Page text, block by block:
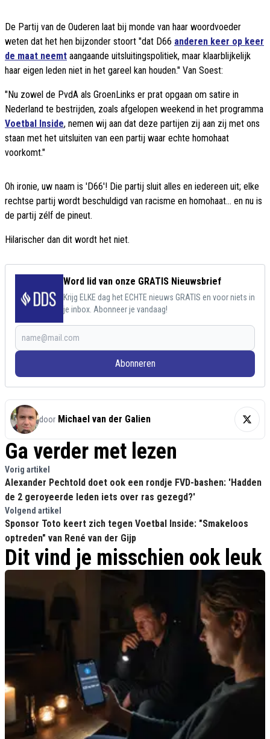
De Partij van de Ouderen laat bij monde van haar woordvoeder
weten dat het hen bijzonder stoort "dat D66 anderen keer op keer
de maat neemt aangaande uitsluitingspolitiek, maar klaarblijkelijk
haar eigen leden niet in het gareel kan houden." Van Soest:
"Nu zowel de PvdA als GroenLinks er prat opgaan om satire in
Nederland te bestrijden, zoals afgelopen weekend in het programma
Voetbal Inside, nemen wij aan dat deze partijen zij aan zij met ons
staan met het uitsluiten van een partij waar echte homohaat
voorkomt."
Oh ironie, uw naam is 'D66'! Die partij sluit alles en iedereen uit; elke
rechtse partij wordt beschuldigd van racisme en homohaat... en nu is
de partij zélf de pineut.
Hilarischer dan dit wordt het niet.
Word lid van onze GRATIS Nieuwsbrief
Krijg ELKE dag het ECHTE nieuws GRATIS en voor niets in
je inbox. Abonneer je vandaag!
Abonneren
door Michael van der Galien
Ga verder met lezen
Vorig artikel
Alexander Pechtold doet ook een rondje FVD-bashen: 'Hadden
de 2 geroyeerde leden iets over ras gezegd?'
Volgend artikel
Sponsor Toto keert zich tegen Voetbal Inside: "Smakeloos
optreden" van René van der Gijp
Dit vind je misschien ook leuk